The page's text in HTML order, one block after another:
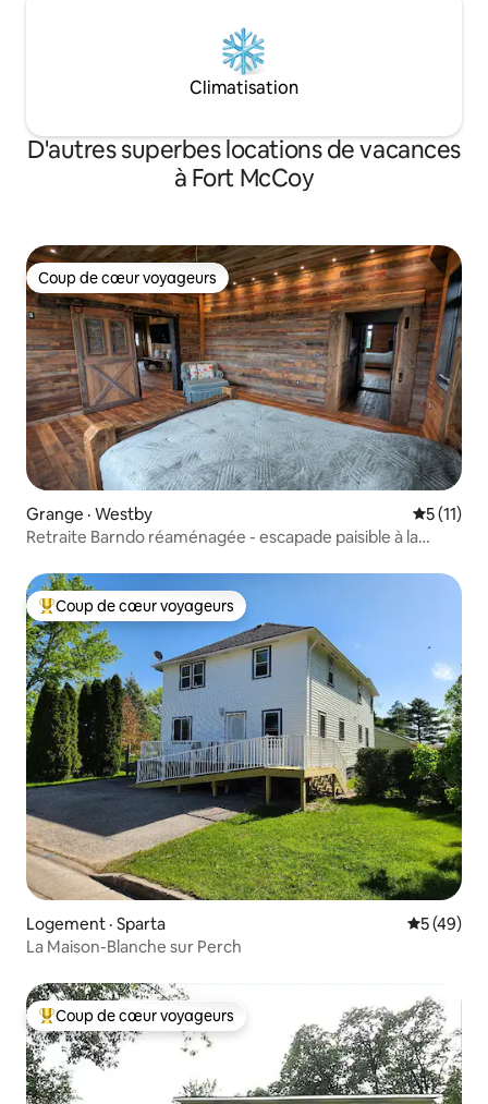
Climatisation
D'autres superbes locations de vacances
à Fort McCoy
Coup de cœur voyageurs
Coup de cœur voyageurs
Grange · Westby Note
5 (11)
Retraite Barndo réaménagée - escapade paisible à la
Coup de cœur voyageurs parmi les plus aimés
Coup de cœur voyageurs
Logement · Sparta Note
5 (49)
La Maison-Blanche sur Perch
Coup de cœur voyageurs parmi les plus aimés
Coup de cœur voyageurs